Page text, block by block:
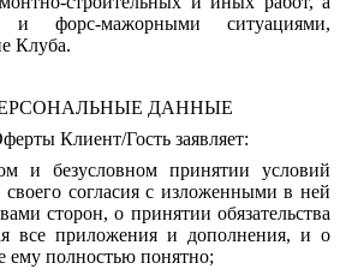
и форс-мажорными ситуациями,
Клуба.
ДАННЫЕ
Клиент/Гость заявляет:
и безусловном принятии условий
согласия с изложенными в ней
сторон, о принятии обязательства
все приложения и дополнения, и о
ему полностью понятно;